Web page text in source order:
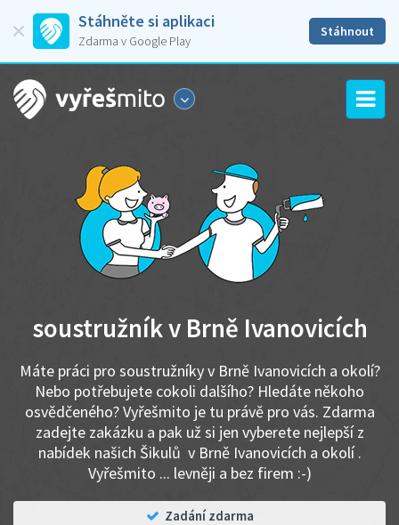
Stáhněte si aplikaci
Zdarma v Google Play
Stáhnout
soustružník v Brně Ivanovicích
Máte práci pro soustružníky v Brně Ivanovicích a okolí?
Nebo potřebujete cokoli dalšího? Hledáte někoho
osvědčeného? Vyřešmito je tu právě pro vás. Zdarma
zadejte zakázku a pak už si jen vyberete nejlepší z
nabídek našich Šikulů v Brně Ivanovicích a okolí .
Vyřešmito ... levněji a bez firem :-)
Zadání zdarma